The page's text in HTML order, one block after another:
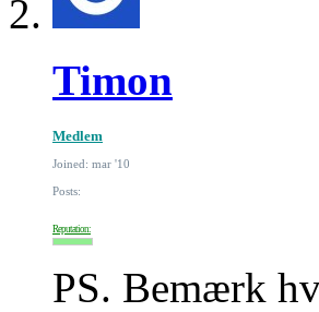
Timon
Medlem
Joined: mar '10
Posts:
Reputation:
PS. Bemærk